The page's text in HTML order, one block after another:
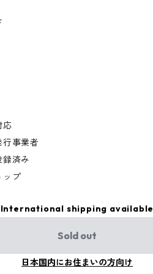
応
事業者
済み
ップ
International shipping available
Sold out
日本国内にお住まいの方向け